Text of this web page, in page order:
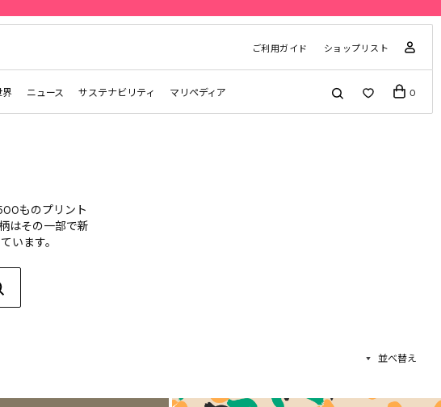
ご利用ガイド ショップリスト
界 ニュース サステナビリティ マリペディア 0
ものプリント
はその一部で新
います。
並べ替え